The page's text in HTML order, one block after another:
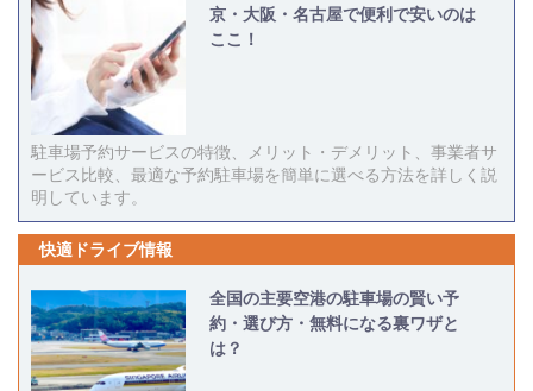
京・大阪・名古屋で便利で安いのは
ここ！
駐車場予約サービスの特徴、メリット・デメリット、事業者サ
ービス比較、最適な予約駐車場を簡単に選べる方法を詳しく説
明しています。
快適ドライブ情報
全国の主要空港の駐車場の賢い予
約・選び方・無料になる裏ワザと
は？